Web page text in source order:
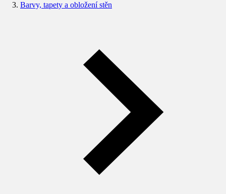
Barvy, tapety a obložení stěn